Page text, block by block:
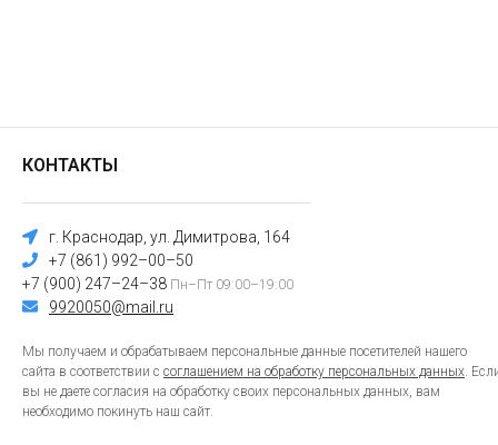
КОНТАКТЫ
г. Краснодар, ул. Димитрова, 164
+7 (861) 992–00–50
+7 (900) 247–24–38 Пн–Пт 09:00–19:00
9920050@mail.ru
Мы получаем и обрабатываем персональные данные посетителей нашего
сайта в соответствии с соглашением на обработку персональных данных.
вы не даете согласия на обработку своих персональных данных, вам
необходимо покинуть наш сайт.